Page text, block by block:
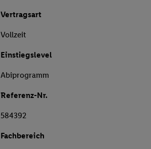
Vertragsart
Vollzeit
Einstiegslevel
Abiprogramm
Referenz-Nr.
584392
Fachbereich